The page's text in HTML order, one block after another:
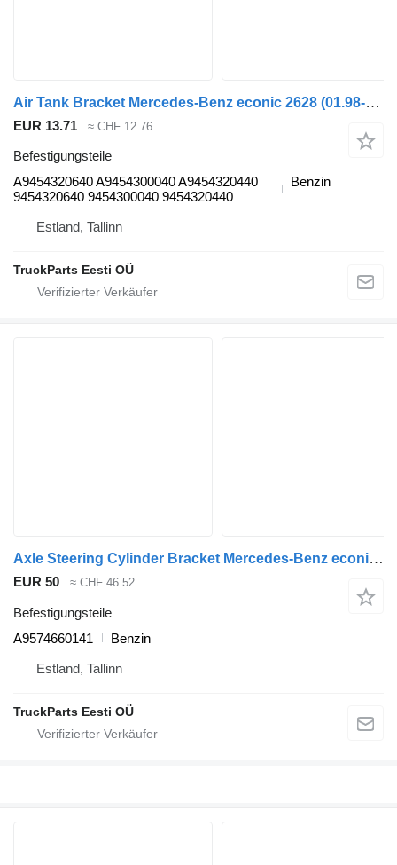
Air Tank Bracket Mercedes-Benz econic 2628 (01.98-) A9454320640 für Mercedes-Benz Econic (1998-2014) Müllwagen
EUR 13.71 ≈ CHF 12.76
Befestigungsteile
A9454320640 A9454300040 A9454320440
9454320640 9454300040 9454320440
Benzin
Estland, Tallinn
TruckParts Eesti OÜ
Axle Steering Cylinder Bracket Mercedes-Benz econic 2628 (01.98-) A9574660141 für Mercedes-Benz Econic (1998-2014) Müllwagen
EUR 50 ≈ CHF 46.52
Befestigungsteile
A9574660141
Benzin
Estland, Tallinn
TruckParts Eesti OÜ